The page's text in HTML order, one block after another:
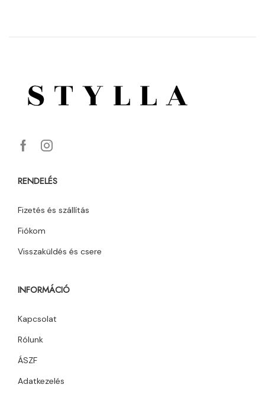
RENDELÉS
Fizetés és szállítás
Fiókom
Visszaküldés és csere
INFORMÁCIÓ
Kapcsolat
Rólunk
ÁSZF
Adatkezelés